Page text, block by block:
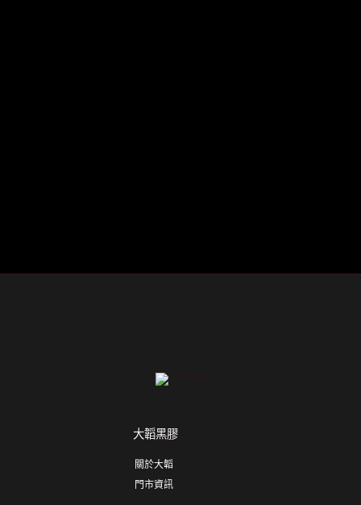
大韜黑膠
關於大韜
門市資訊